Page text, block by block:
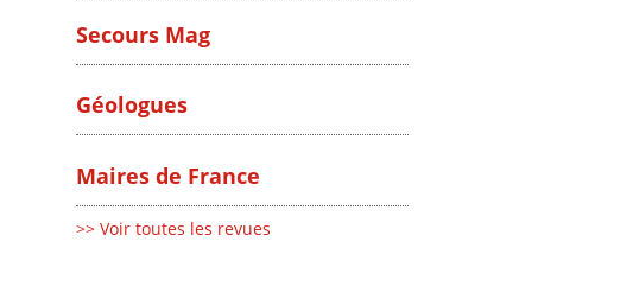
Secours Mag
Géologues
Maires de France
>> Voir toutes les revues